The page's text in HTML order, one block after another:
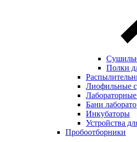
Полки
Лиофильные
Бани
Инкубаторы
Устройства
Пробоотборники